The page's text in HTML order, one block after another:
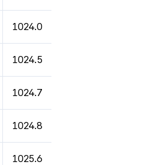
1024.0
1024.5
1024.7
1024.8
1025.6